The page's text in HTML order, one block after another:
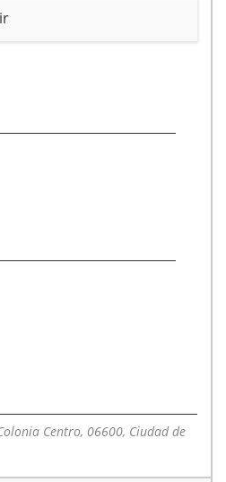
Centro, 06600, Ciudad de